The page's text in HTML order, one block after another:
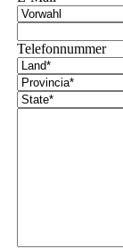
Telefonnummer